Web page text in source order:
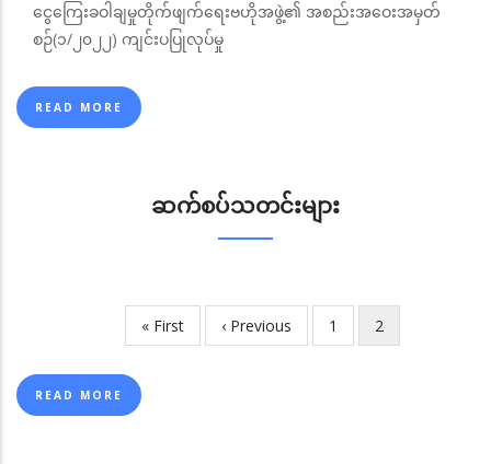
ငွေကြေးခဝါချမှုတိုက်ဖျက်ရေးဗဟိုအဖွဲ့၏ အစည်းအဝေးအမှတ်
စဉ်(၁/၂၀၂၂) ကျင်းပပြုလုပ်မှု
READ MORE
ဆက်စပ်သတင်းများ
First
« First
Previous
‹ Previous Page
1
လက်ရှိ
2
READ MORE